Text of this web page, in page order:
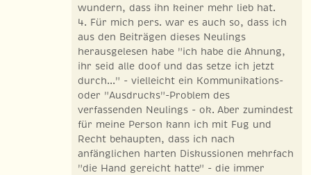
wundern, dass ihn keiner mehr lieb hat.
4. Für mich pers. war es auch so, dass ich
aus den Beiträgen dieses Neulings
herausgelesen habe "ich habe die Ahnung,
ihr seid alle doof und das setze ich jetzt
durch..." - vielleicht ein Kommunikations-
oder "Ausdrucks"-Problem des
verfassenden Neulings - ok. Aber zumindest
für meine Person kann ich mit Fug und
Recht behaupten, dass ich nach
anfänglichen harten Diskussionen mehrfach
"die Hand gereicht hatte" - die immer